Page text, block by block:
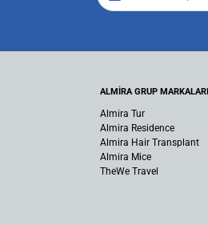
ALMİRA GRUP MARKALARI
Almira Tur
Almira Residence
Almira Hair Transplant
Almira Mice
TheWe Travel